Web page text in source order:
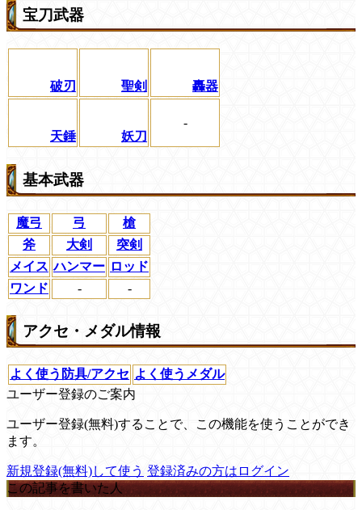
宝刀武器
破刃 聖剣 轟器
天錘 妖刀
-
基本武器
魔弓 弓
槍
斧
大剣
突剣
メイス ハンマー ロッド
ワンド
- -
アクセ・メダル情報
よく使う防具/アクセ よく使うメダル
ユーザー登録のご案内
ユーザー登録(無料)することで、この機能を使うことができ
ます。
新規登録(無料)して使う 登録済みの方はログイン
この記事を書いた人